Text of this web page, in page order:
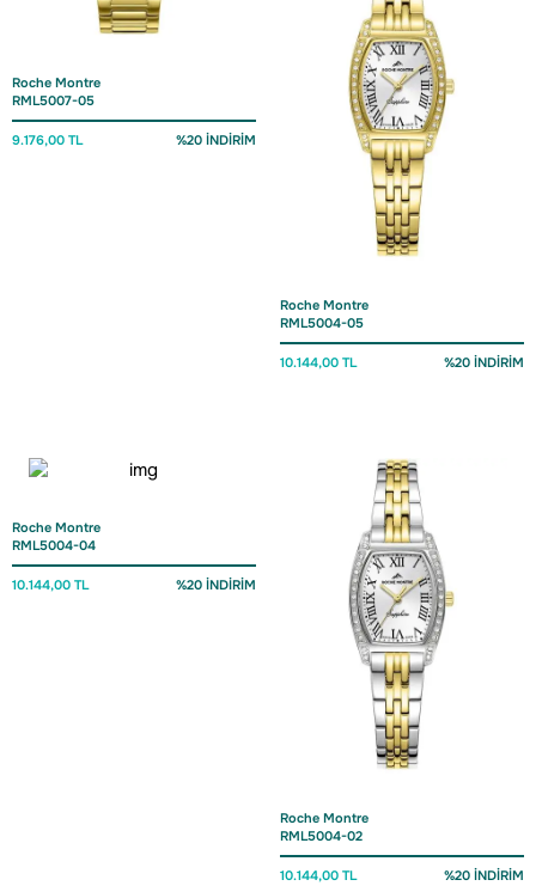
Roche Montre
RML5007-05
9.176,00 TL %20 İNDİRİM
Roche Montre
RML5004-05
10.144,00 TL %20 İNDİRİM
Roche Montre
RML5004-04
10.144,00 TL %20 İNDİRİM
Roche Montre
RML5004-02
10.144,00 TL %20 İNDİRİM